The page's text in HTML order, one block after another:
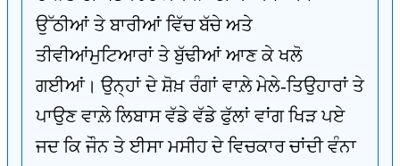
ਉੱਠੀਆਂ ਤੇ ਬਾਰੀਆਂ ਵਿੱਚ ਬੱਚੇ ਅਤੇ
ਤੀਵੀਆਂਮੁਟਿਆਰਾਂ ਤੇ ਬੁੱਢੀਆਂ ਆਣ ਕੇ ਖਲੋ
ਗਈਆਂ। ਉਨ੍ਹਾਂ ਦੇ ਸ਼ੋਖ਼ ਰੰਗਾਂ ਵਾਲ਼ੇ ਮੇਲੇ-ਤਿਉਹਾਰਾਂ ਤੇ
ਪਾਉਣ ਵਾਲ਼ੇ ਲਿਬਾਸ ਵੱਡੇ ਵੱਡੇ ਫੁੱਲਾਂ ਵਾਂਗ ਖਿੜ ਪਏ
ਜਦ ਕਿ ਜੌਨ ਤੇ ਈਸਾ ਮਸੀਹ ਦੇ ਵਿਚਕਾਰ ਚਾਂਦੀ ਵੰਨਾ